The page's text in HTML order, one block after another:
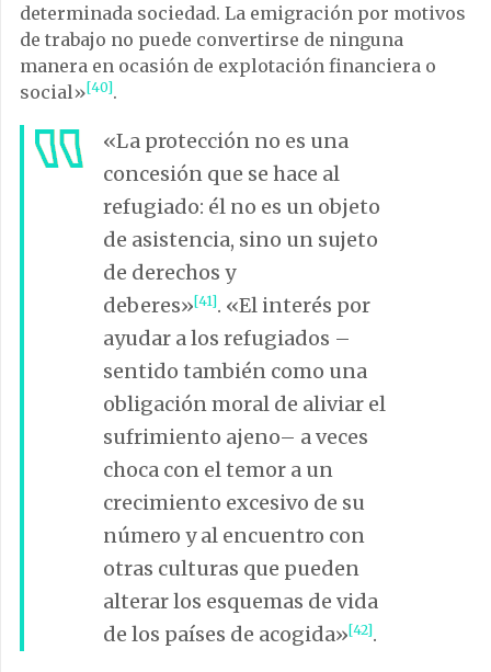
determinada sociedad. La emigración por motivos
de trabajo no puede convertirse de ninguna
manera en ocasión de explotación financiera o
social»[40].
«La protección no es una
concesión que se hace al
refugiado: él no es un objeto
de asistencia, sino un sujeto
de derechos y
deberes»[41]. «El interés por
ayudar a los refugiados –
sentido también como una
obligación moral de aliviar el
sufrimiento ajeno– a veces
choca con el temor a un
crecimiento excesivo de su
número y al encuentro con
otras culturas que pueden
alterar los esquemas de vida
de los países de acogida»[42].